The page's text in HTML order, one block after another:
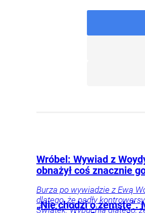
Wróbel: Wywiad z
obnażył coś znacznie
Burza po wywiadzie z Ewą
dlatego, że padły
Świątek. Wybuchła dlatego,
„Nie chodzi o zemstę”.